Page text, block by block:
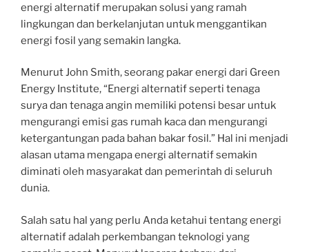
energi alternatif merupakan solusi yang ramah
lingkungan dan berkelanjutan untuk menggantikan
energi fosil yang semakin langka.
Menurut John Smith, seorang pakar energi dari Green
Energy Institute, “Energi alternatif seperti tenaga
surya dan tenaga angin memiliki potensi besar untuk
mengurangi emisi gas rumah kaca dan mengurangi
ketergantungan pada bahan bakar fosil.” Hal ini menjadi
alasan utama mengapa energi alternatif semakin
diminati oleh masyarakat dan pemerintah di seluruh
dunia.
Salah satu hal yang perlu Anda ketahui tentang energi
alternatif adalah perkembangan teknologi yang